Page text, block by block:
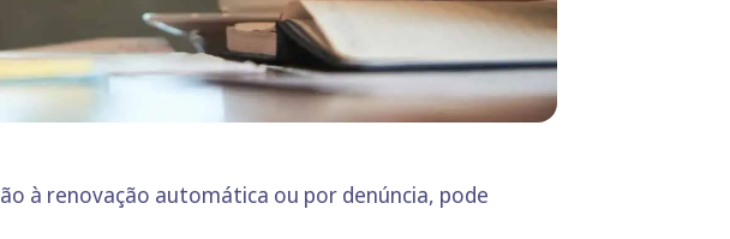
à renovação automática ou por denúncia, pode